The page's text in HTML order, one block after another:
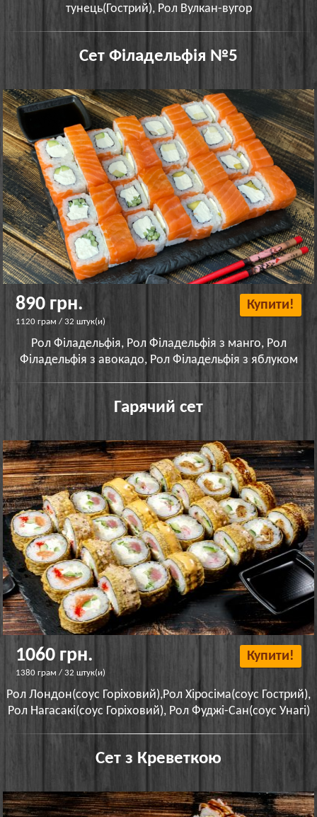
тунець(Гострий), Рол Вулкан-вугор
Сет Філадельфія №5
890 грн.
1120 грам / 32 штук(и)
Купити!
Рол Філадельфія, Рол Філадельфія з манго, Рол
Філадельфія з авокадо, Рол Філадельфія з яблуком
Гарячий сет
1060 грн.
1380 грам / 32 штук(и)
Купити!
Рол Лондон(соус Горіховий),Рол Хіросіма(соус Гострий),
Рол Нагасакі(соус Горіховий), Рол Фуджі-Сан(соус Унагі)
Сет з Креветкою